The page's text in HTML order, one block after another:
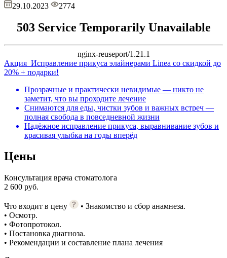
29.10.2023
2774
503 Service Temporarily Unavailable
nginx-reuseport/1.21.1
Акция Исправление прикуса элайнерами Linea со скидкой до
20% + подарки!
Прозрачные и практически невидимые — никто не
заметит, что вы проходите лечение
Снимаются для еды, чистки зубов и важных встреч —
полная свобода в повседневной жизни
Надёжное исправление прикуса, выравнивание зубов и
красивая улыбка на годы вперёд
Цены
Консультация врача стоматолога
2 600 руб.
Что входит в цену
• Знакомство и сбор анамнеза.
• Осмотр.
• Фотопротокол.
• Постановка диагноза.
• Рекомендации и составление плана лечения